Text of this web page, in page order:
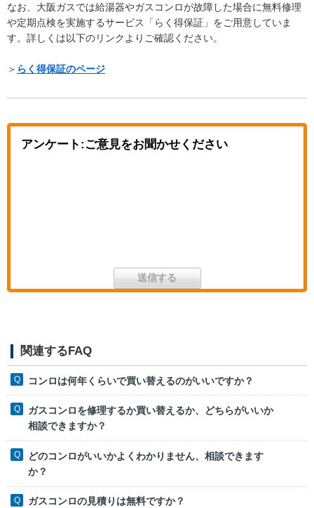
なお、大阪ガスでは給湯器やガスコンロが故障した場合に無料修理
や定期点検を実施するサービス「らく得保証」をご用意していま
す。詳しくは以下のリンクよりご確認ください。
＞ らく得保証のページ
アンケート:ご意見をお聞かせください
関連するFAQ
コンロは何年くらいで買い替えるのがいいですか？
ガスコンロを修理するか買い替えるか、どちらがいいか
相談できますか？
どのコンロがいいかよくわかりません、相談できます
か？
ガスコンロの見積りは無料ですか？